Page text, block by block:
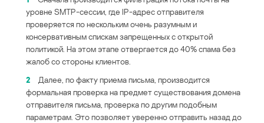
уровне SMTP-сессии, где IP-адрес отправителя
проверяется по нескольким очень разумным и
консервативным спискам запрещенных с открытой
политикой. На этом этапе отвергается до 40% спама без
жалоб со стороны клиентов.
2
Далее, по факту приема письма, производится
формальная проверка на предмет существования домена
отправителя письма, проверка по другим подобным
параметрам. Это позволяет уверенно отправить назад до